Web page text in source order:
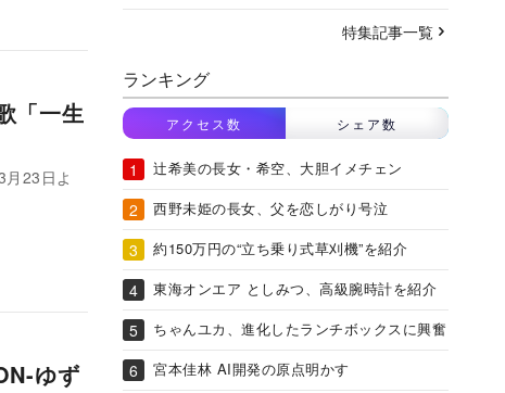
「一生
23日よ
ゆず
特集記事一覧
ランキング
アクセス数 シェア数
辻希美の長女・希空、大胆イメチェン
西野未姫の長女、父を恋しがり号泣
約150万円の“立ち乗り式草刈機”を紹介
東海オンエア としみつ、高級腕時計を紹介
ちゃんユカ、進化したランチボックスに興奮
宮本佳林 AI開発の原点明かす